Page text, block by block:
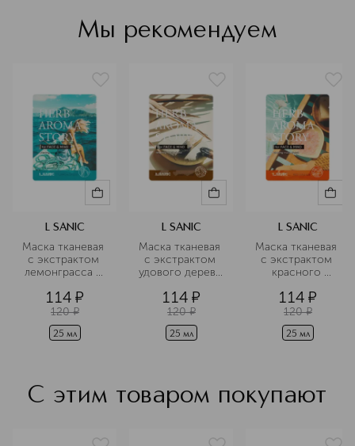
высокотехнологичных тканевых
ингредиентами. Название бренда
происходит от корейского слова 산
(san), что значит «гора». В нём
отражается связь с родиной марки
— Южной Кореей, которую часто
называют «страной гор». Кроме
того, это слово стало символом
устремлённости бренда к новым
вершинам, инновациям и созданию
эффективных средств для ухода за
кожей.
Подробнее
Мы рекомендуем
L SANIC
Маска тканевая
с экстрактом
лемонграсса и
ароматерапии
114 ¤
120 ¤
25 мл
L SANIC
Маска тканевая
с экстрактом
удового дерева
ароматерапии
114 ¤
120 ¤
25 мл
L SANIC
Маска тканевая
с экстрактом
красного
эффектом
ароматерапии
114 ¤
120 ¤
25 мл
С этим товаром покупают